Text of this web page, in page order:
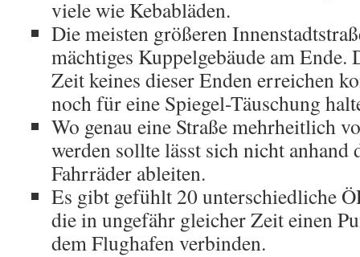
viele wie Kebabläden.
Die meisten größeren
mächtiges Kuppelgebäude am Ende.
Zeit keines dieser Enden erreichen
noch für eine Spiegel-Täuschung
Wo genau eine Straße mehrheitlich
werden sollte lässt sich nicht anhand
Fahrräder ableiten.
Es gibt gefühlt 20 unterschiedliche
die in ungefähr gleicher Zeit einen
dem Flughafen verbinden.